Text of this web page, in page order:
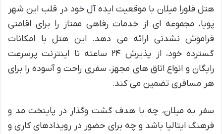
هتل فلورا میلان با موقعیت ایده آل خود در قلب این شهر
پویا، مجموعه ای از خدمات رفاهی ممتاز را برای اقامتی
فراموش نشدنی ارائه می دهد. این هتل با امکانات
گسترده خود، از پذیرش ۲۴ ساعته تا اینترنت پرسرعت
رایگان و انواع اتاق های مجهز، سفری راحت و آسوده را برای
هر مسافری تضمین می کند.
سفر به میلان، چه با هدف گشت وگذار در پایتخت مد و
فرهنگ ایتالیا باشد و چه برای حضور در رویدادهای کاری و